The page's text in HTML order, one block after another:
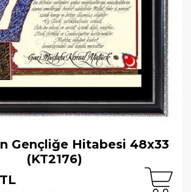
Gençliğe Hitabesi 48x33
(KT2176)